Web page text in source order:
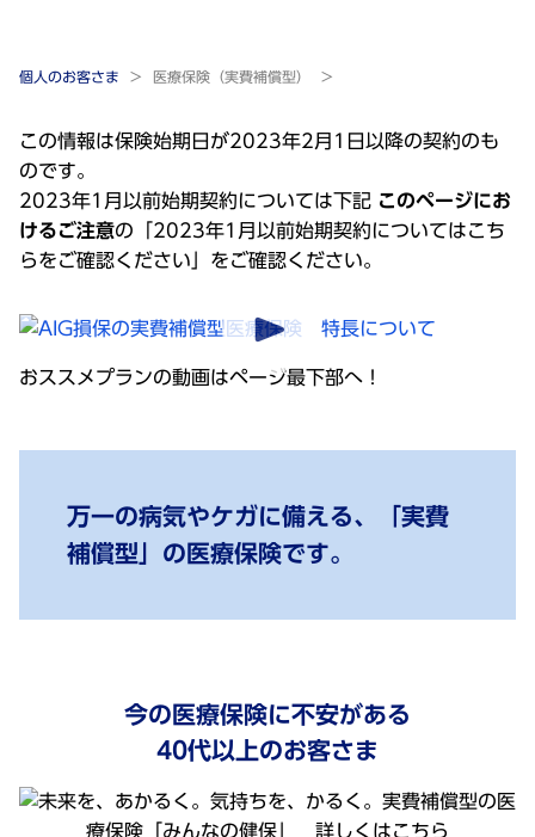
個人のお客さま 医療保険（実費補償型）
この情報は保険始期日が2023年2月1日以降の契約のも
のです。
2023年1月以前始期契約については下記 このページにお
けるご注意の「2023年1月以前始期契約についてはこち
らをご確認ください」をご確認ください。
おススメプランの動画はページ最下部へ！
万一の病気やケガに備える、「実費
補償型」の医療保険です。
今の医療保険に不安がある
40代以上のお客さま